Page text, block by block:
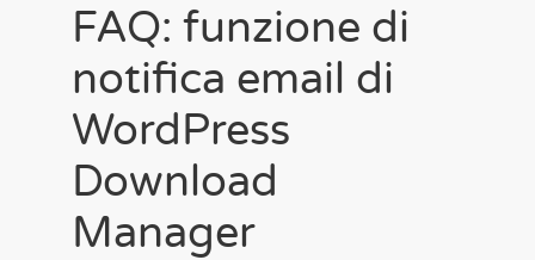
FAQ: funzione di
notifica email di
WordPress
Download
Manager